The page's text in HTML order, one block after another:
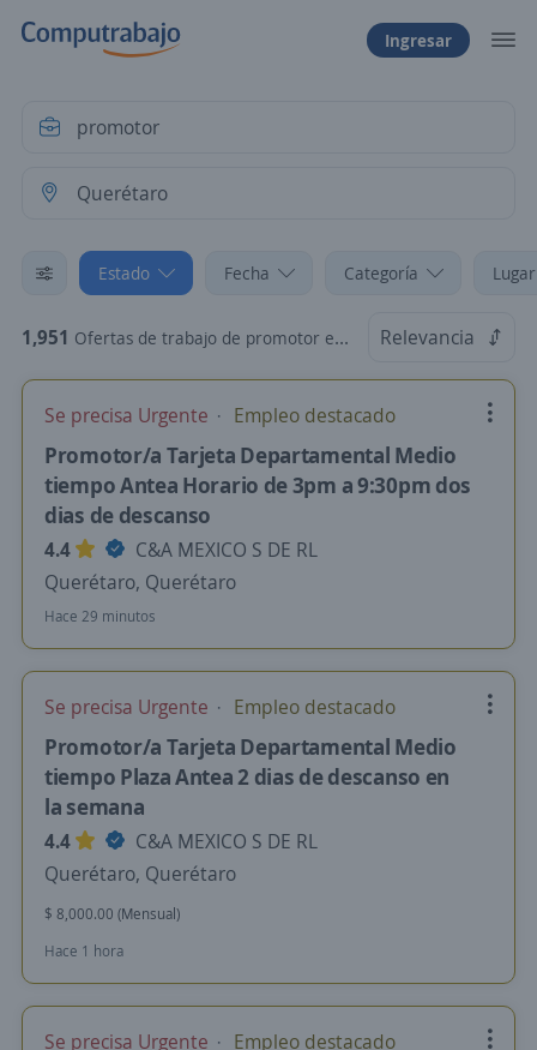
Ingresar
Estado Fecha Categoría
1,951 Ofertas de trabajo de promotor en Querétaro Relevancia
Se precisa Urgente Empleo destacado
Promotor/a Tarjeta Departamental Medio
tiempo Antea Horario de 3pm a 9:30pm dos
dias de descanso
4.4
C&A MEXICO S DE RL
Querétaro, Querétaro
Hace 29 minutos
Se precisa Urgente Empleo destacado
Promotor/a Tarjeta Departamental Medio
tiempo Plaza Antea 2 dias de descanso en
la semana
4.4
C&A MEXICO S DE RL
Querétaro, Querétaro
$ 8,000.00 (Mensual)
Hace 1 hora
Se precisa Urgente Empleo destacado